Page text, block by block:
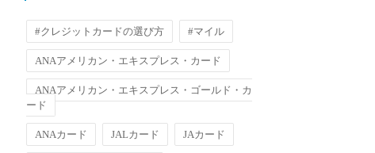
#クレジットカードの選び方 #マイル
ANAアメリカン・エキスプレス・カード
ANAアメリカン・エキスプレス・ゴールド・カ
ード
ANAカード JALカード JAカード